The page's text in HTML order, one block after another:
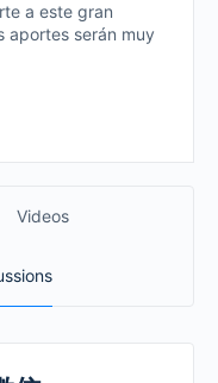
a este gran
aportes serán muy
Videos